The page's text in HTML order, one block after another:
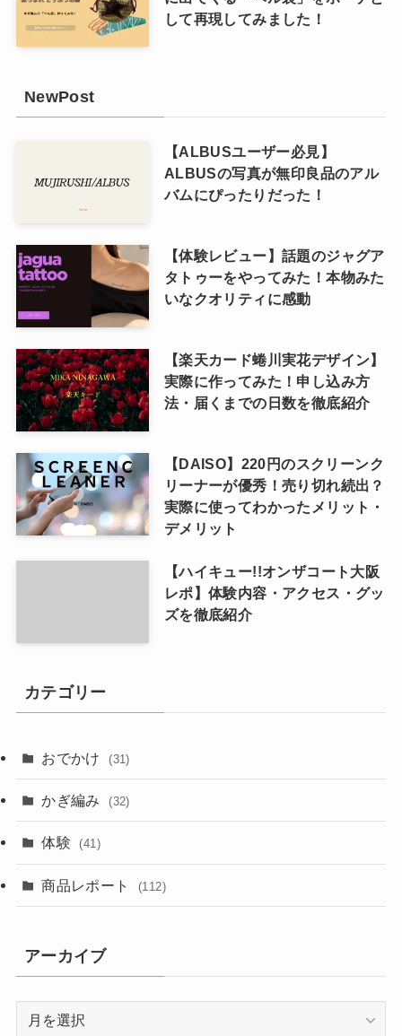
して再現してみました！
NewPost
【ALBUSユーザー必見】
ALBUSの写真が無印良品のアル
バムにぴったりだった！
【体験レビュー】話題のジャグア
タトゥーをやってみた！本物みた
いなクオリティに感動
【楽天カード蜷川実花デザイン】
実際に作ってみた！申し込み方
法・届くまでの日数を徹底紹介
【DAISO】220円のスクリーンク
リーナーが優秀！売り切れ続出？
実際に使ってわかったメリット・
デメリット
【ハイキュー!!オンザコート大阪
レポ】体験内容・アクセス・グッ
ズを徹底紹介
カテゴリー
おでかけ (31)
かぎ編み (32)
体験 (41)
商品レポート (112)
アーカイブ